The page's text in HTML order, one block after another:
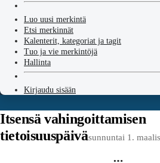
Luo uusi merkintä
Etsi merkinnät
Kalenterit, kategoriat ja tagit
Tuo ja vie merkintöjä
Hallinta
Kirjaudu sisään
Itsensä vahingoittamisen
tietoisuuspäiväsunnuntai 1.